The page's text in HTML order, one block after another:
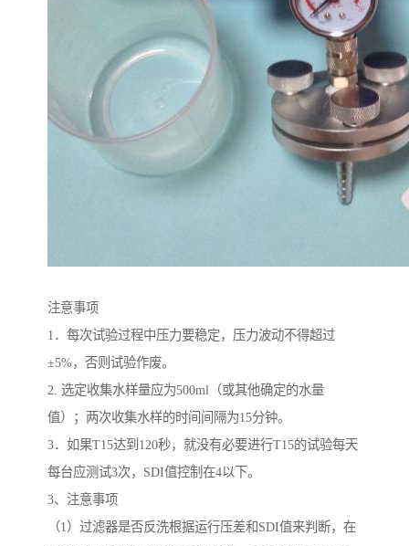
注意事项
1．每次试验过程中压力要稳定，压力波动不得超过
±5%，否则试验作废。
2. 选定收集水样量应为500ml（或其他确定的水量
值）；两次收集水样的时间间隔为15分钟。
3．如果T15达到120秒，就没有必要进行T15的试验每天
每台应测试3次，SDI值控制在4以下。
3、注意事项
（1）过滤器是否反洗根据运行压差和SDI值来判断，在